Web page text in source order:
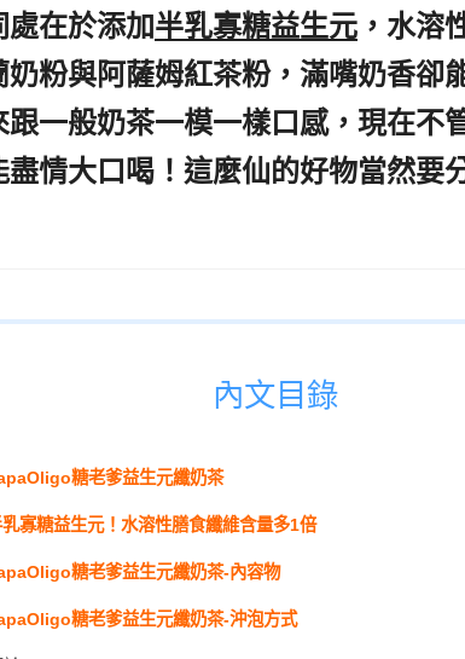
處在於添加半乳寡糖益生元 ，水溶
粉與阿薩姆紅茶粉，滿嘴奶香卻
跟一般奶茶一模一樣口感，現在不
情大口喝！這麼仙的好物當然要
內文目錄
糖老爹益生元纖奶茶
寡糖益生元！水溶性膳食纖維含量多1倍
糖老爹益生元纖奶茶-內容物
糖老爹益生元纖奶茶-沖泡方式